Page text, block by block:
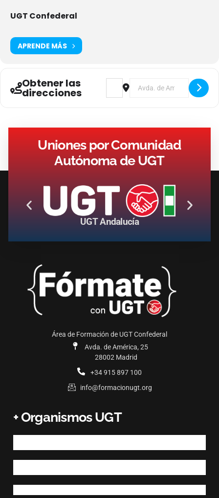
UGT Confederal
APRENDE MÁS
Obtener las
direcciones
Address - Jornada: Nuevos Retos
Destination Address -
Uniones por Comunidad
Autónoma de UGT
UGT Andalucía
Área de Formación de UGT Confederal
Avda. de América, 25
28002 Madrid
+34 915 897 100
info@formacionugt.org
+ Organismos UGT